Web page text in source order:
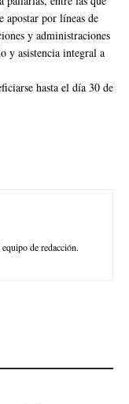
apostar por líneas de
y administraciones
y asistencia integral a
hasta el día 30 de
de redacción.